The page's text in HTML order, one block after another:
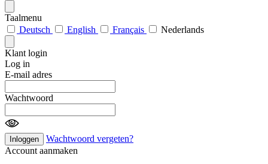
Taalmenu
Deutsch
English Français Nederlands
Klant login
Log in
E-mail adres
Wachtwoord
Inloggen
Wachtwoord vergeten?
Account aanmaken